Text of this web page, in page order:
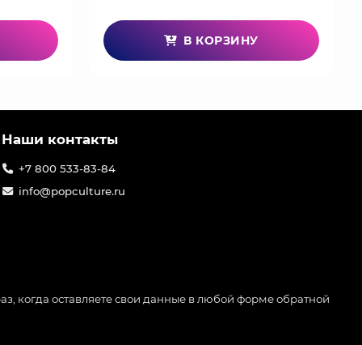
В КОРЗИНУ
Наши контакты
+7 800 533-83-84
info@popculture.ru
когда оставляете свои данные в любой форме обратной